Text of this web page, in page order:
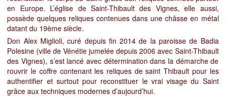
en Europe. L’église de Saint-Thibault des Vignes, elle aussi,
possède quelques reliques contenues dans une châsse en métal
datant du 19ème siècle.
Don Alex Miglioli, curé depuis fin 2014 de la paroisse de Badia
Polesine (ville de Vénétie jumelée depuis 2006 avec Saint-Thibault
des Vignes), s’est lancé avec détermination dans la démarche de
rouvrir le coffre contenant les reliques de saint Thibault pour les
authentifier et surtout pour reconstituer le vrai visage du Saint
grâce aux techniques modernes d’aujourd’hui.